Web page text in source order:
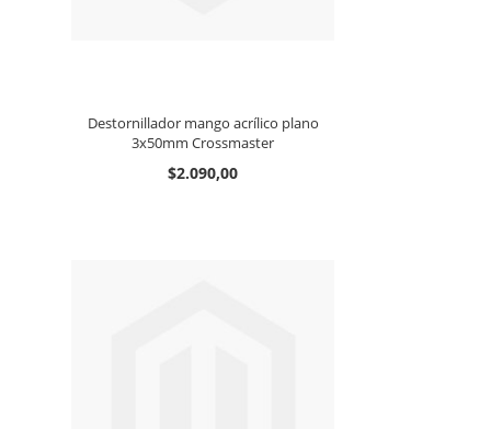
Destornillador mango acrílico plano
3x50mm Crossmaster
$2.090,00